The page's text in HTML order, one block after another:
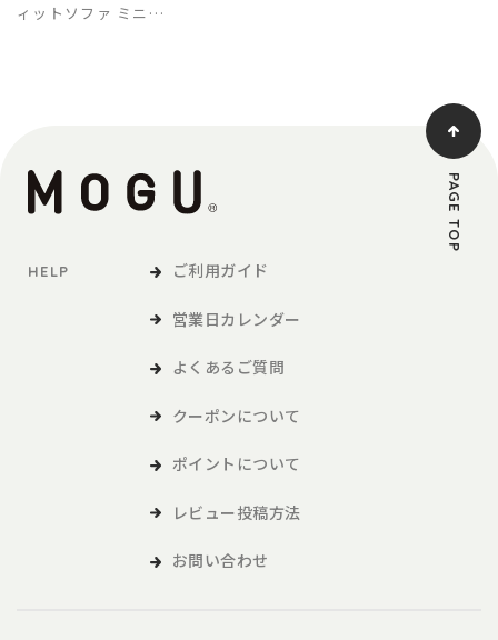
ィットソファ ミニ
HELP ご利用ガイド
営業日カレンダー
よくあるご質問
クーポンについて
ポイントについて
レビュー投稿方法
お問い合わせ
PAGE TOP